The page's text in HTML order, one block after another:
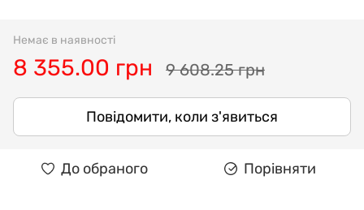
Немає в наявності
8 355.00 грн 9 608.25 грн
Повідомити, коли з'явиться
До обраного Порівняти